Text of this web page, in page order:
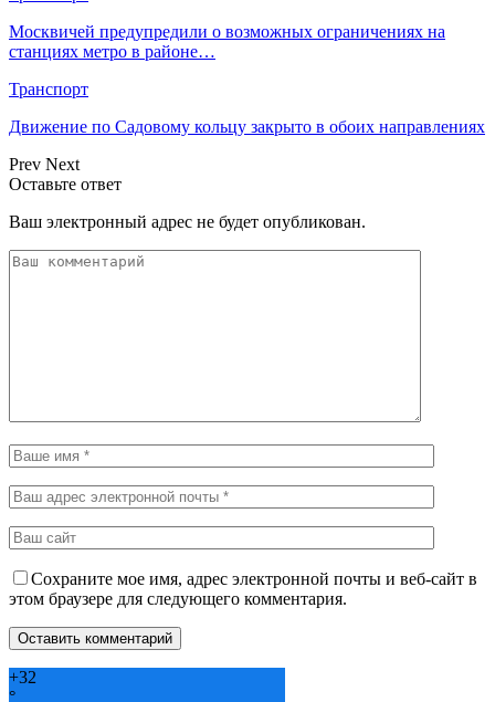
Москвичей предупредили о возможных ограничениях на
станциях метро в районе…
Транспорт
Движение по Садовому кольцу закрыто в обоих направлениях
Prev Next
Оставьте ответ
Ваш электронный адрес не будет опубликован.
Сохраните мое имя, адрес электронной почты и веб-сайт в
этом браузере для следующего комментария.
+32
°